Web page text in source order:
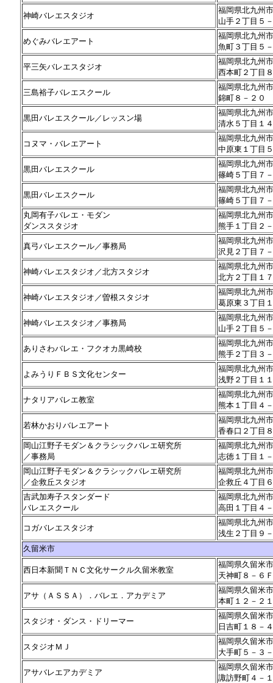
神崎バレエスタジオ
福岡県北九州
山手２丁目５
めぐみバレエアート
福岡県北九州
魚町３丁目５
平三矢バレエスタジオ
福岡県北九州
西本町２丁目
三島裕子バレエスクール
福岡県北九州
錦町８－２０
黒田バレエスクール／レッスン場
福岡県北九州
清水５丁目１
コヌマ・バレエアート
福岡県北九州
中原東１丁目
黒田バレエスクール
福岡県北九州
篠崎５丁目７
黒田バレエスクール
福岡県北九州
篠崎５丁目７
丸岡有子バレエ・モダン
ダンススタジオ
福岡県北九州
熊手１丁目２
真弓バレエスクール／事務局
福岡県北九州
沢見２丁目７
神崎バレエスタジオ／北方スタジオ
福岡県北九州
北方２丁目１
神崎バレエスタジオ／曽根スタジオ
福岡県北九州
葛原東３丁目
神崎バレエスタジオ／事務局
福岡県北九州
山手２丁目５
ありさわバレエ・フクオカ黒崎校
福岡県北九州
熊手２丁目３
よみうりＦＢＳ文化センター
福岡県北九州
浅野２丁目１
ナタリアバレエ教室
福岡県北九州
熊本１丁目４
若林かおりバレエアート
福岡県北九州
香春口２丁目
岡山江野子モダン＆クラシックバレエ研究所
／事務局
福岡県北九州
志徳１丁目１
岡山江野子モダン＆クラシックバレエ研究所
／企救丘スタジオ
福岡県北九州
企救丘４丁目
吉武加寿子スタンダード
バレエスクール
福岡県北九州
高田１丁目４
コガバレエスタジオ
福岡県北九州
浅生２丁目９
久留米市
西日本新聞ＴＮＣ文化サークル久留米教室
福岡県久留米市
天神町８－６Ｆ
アサ（ＡＳＳＡ）．バレエ．アカデミア
福岡県久留米市
本町１２－２１
スタジオ・ダンス・ドリーマー
福岡県久留米市
日吉町１８－
スタジオＭＪ
福岡県久留米市
大手町５－３
アサバレエアカデミア
福岡県久留米市
諏訪野町４－